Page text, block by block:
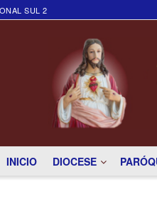
SUL 2
INICIO DIOCESE